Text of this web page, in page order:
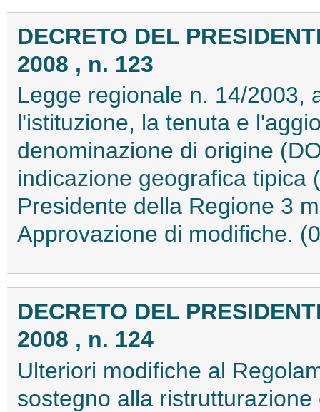
DECRETO DEL
2008 , n. 123
Legge regionale n. 14/2003,
l'istituzione, la tenuta e
denominazione di origine
indicazione geografica tipica
Presidente della Regione 3
Approvazione di modifiche.
DECRETO DEL
2008 , n. 124
Ulteriori modifiche al
sostegno alla